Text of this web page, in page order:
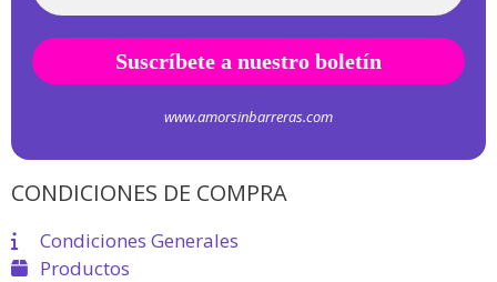
www.amorsinbarreras.com
CONDICIONES DE COMPRA
Condiciones Generales
Productos